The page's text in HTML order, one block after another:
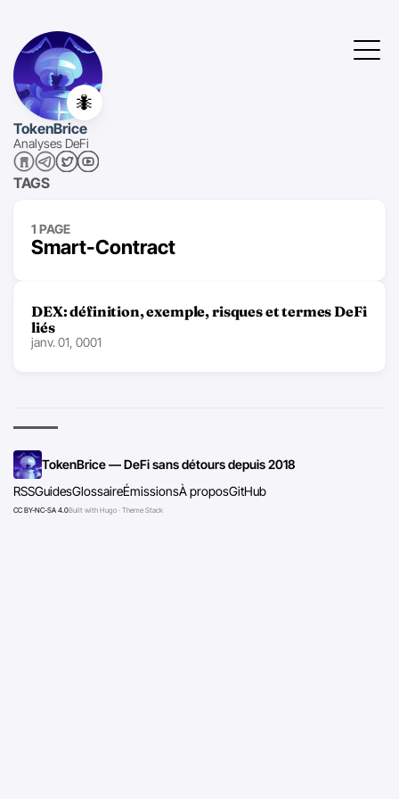
🐜
TokenBrice
Analyses DeFi
TAGS
1 PAGE
Smart-Contract
DEX: définition, exemple, risques et termes DeFi
liés
janv. 01, 0001
TokenBrice — DeFi sans détours depuis 2018
RSSGuidesGlossaireÉmissionsÀ proposGitHub
CC BY-NC-SA 4.0Built with Hugo · Theme Stack